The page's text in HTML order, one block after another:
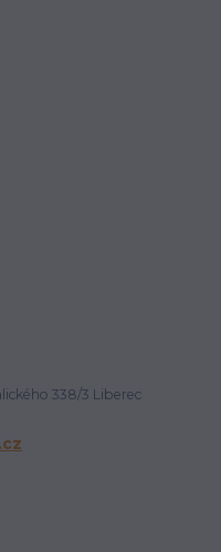
338/3 Liberec